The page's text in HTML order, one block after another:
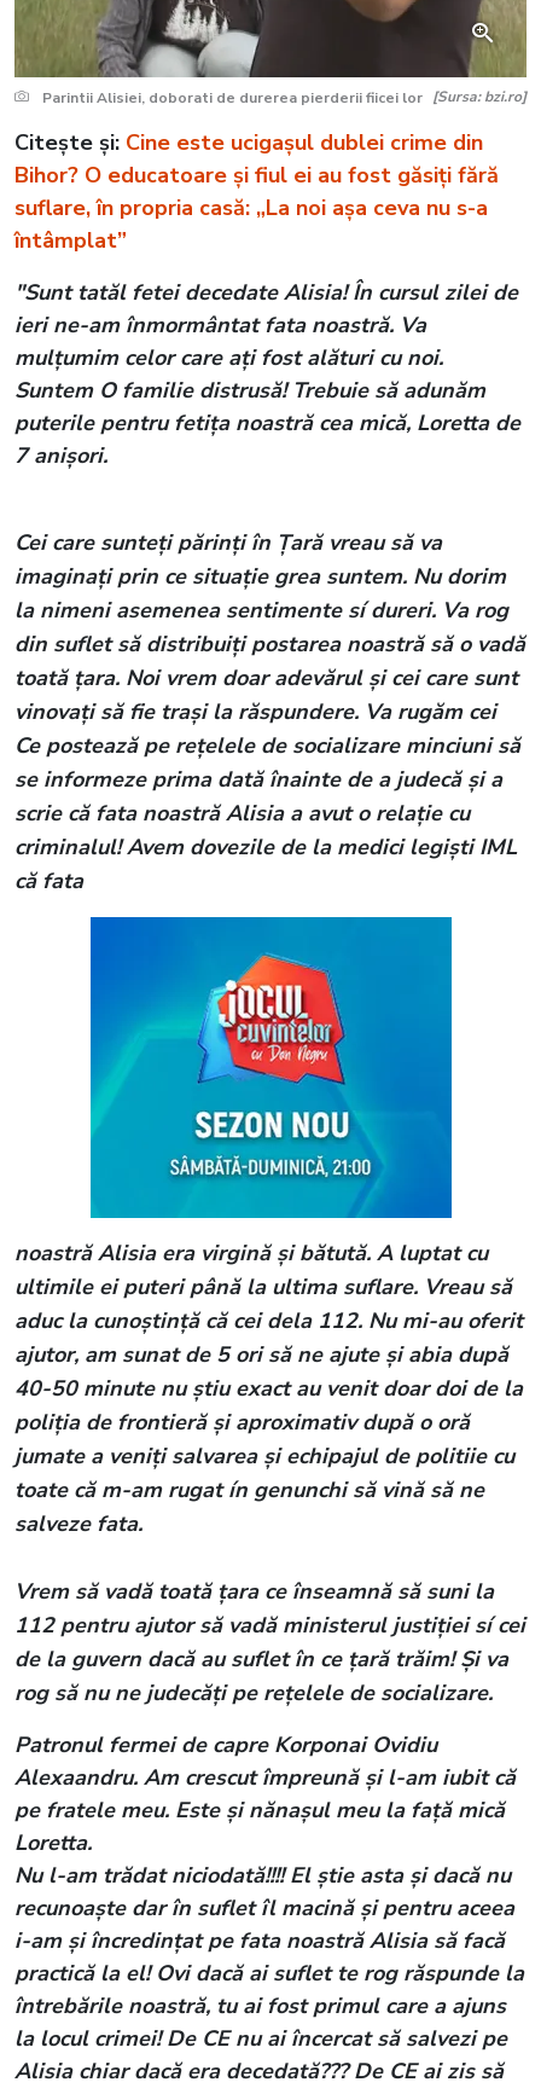
Parintii Alisiei, doborati de durerea pierderii fiicei lor [Sursa: bzi.ro]
Citește și: Cine este ucigașul dublei crime din
Bihor? O educatoare și fiul ei au fost găsiți fără
suflare, în propria casă: „La noi așa ceva nu s-a
întâmplat”
"Sunt tatăl fetei decedate Alisia! În cursul zilei de
ieri ne-am înmormântat fata noastră. Va
mulțumim celor care ați fost alături cu noi.
Suntem O familie distrusă! Trebuie să adunăm
puterile pentru fetița noastră cea mică, Loretta de
7 anișori.
Cei care sunteți părinți în Țară vreau să va
imaginați prin ce situație grea suntem. Nu dorim
la nimeni asemenea sentimente sí dureri. Va rog
din suflet să distribuiți postarea noastră să o vadă
toată țara. Noi vrem doar adevărul și cei care sunt
vinovați să fie trași la răspundere. Va rugăm cei
Ce postează pe rețelele de socializare minciuni să
se informeze prima dată înainte de a judecă și a
scrie că fata noastră Alisia a avut o relație cu
criminalul! Avem dovezile de la medici legiști IML
că fata
noastră Alisia era virgină și bătută. A luptat cu
ultimile ei puteri până la ultima suflare. Vreau să
aduc la cunoștință că cei dela 112. Nu mi-au oferit
ajutor, am sunat de 5 ori să ne ajute și abia după
40-50 minute nu știu exact au venit doar doi de la
poliția de frontieră și aproximativ după o oră
jumate a veniți salvarea și echipajul de politiie cu
toate că m-am rugat ín genunchi să vină să ne
salveze fata.
Vrem să vadă toată țara ce înseamnă să suni la
112 pentru ajutor să vadă ministerul justiției sí cei
de la guvern dacă au suflet în ce țară trăim! Și va
rog să nu ne judecăți pe rețelele de socializare.
Patronul fermei de capre Korponai Ovidiu
Alexaandru. Am crescut împreună și l-am iubit că
pe fratele meu. Este și nănașul meu la față mică
Loretta.
Nu l-am trădat niciodată!!!! El știe asta și dacă nu
recunoaște dar în suflet îl macină și pentru aceea
i-am și încredințat pe fata noastră Alisia să facă
practică la el! Ovi dacă ai suflet te rog răspunde la
întrebările noastră, tu ai fost primul care a ajuns
la locul crimei! De CE nu ai încercat să salvezi pe
Alisia chiar dacă era decedată??? De CE ai zis să